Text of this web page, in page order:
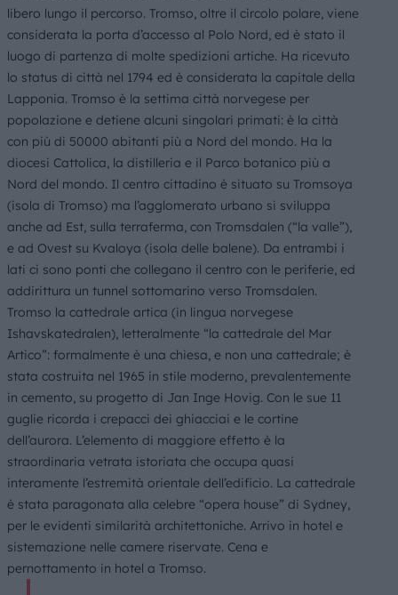
libero lungo il percorso. Tromso, oltre il circolo polare, viene
considerata la porta d’accesso al Polo Nord, ed è stato il
luogo di partenza di molte spedizioni artiche. Ha ricevuto
lo status di città nel 1794 ed è considerata la capitale della
Lapponia. Tromso è la settima città norvegese per
popolazione e detiene alcuni singolari primati: è la città
con più di 50000 abitanti più a Nord del mondo. Ha la
diocesi Cattolica, la distilleria e il Parco botanico più a
Nord del mondo. Il centro cittadino è situato su Tromsoya
(isola di Tromso) ma l’agglomerato urbano si sviluppa
anche ad Est, sulla terraferma, con Tromsdalen (“la valle”),
e ad Ovest su Kvaloya (isola delle balene). Da entrambi i
lati ci sono ponti che collegano il centro con le periferie, ed
addirittura un tunnel sottomarino verso Tromsdalen.
Tromso la cattedrale artica (in lingua norvegese
Ishavskatedralen), letteralmente “la cattedrale del Mar
Artico”: formalmente è una chiesa, e non una cattedrale; è
stata costruita nel 1965 in stile moderno, prevalentemente
in cemento, su progetto di Jan Inge Hovig. Con le sue 11
guglie ricorda i crepacci dei ghiacciai e le cortine
dell’aurora. L’elemento di maggiore effetto è la
straordinaria vetrata istoriata che occupa quasi
interamente l’estremità orientale dell’edificio. La cattedrale
è stata paragonata alla celebre “opera house” di Sydney,
per le evidenti similarità architettoniche. Arrivo in hotel e
sistemazione nelle camere riservate. Cena e
pernottamento in hotel a Tromso.